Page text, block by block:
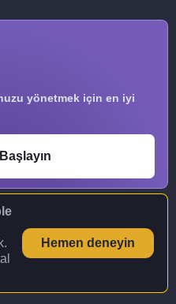
yönetmek için en iyi
Hemen deneyin